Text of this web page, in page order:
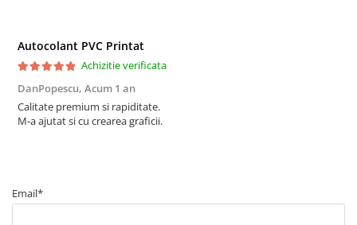
Autocolant PVC Printat
Achizitie verificata
DanPopescu, Acum 1 an
Calitate premium si rapiditate.
M-a ajutat si cu crearea graficii.
Email*